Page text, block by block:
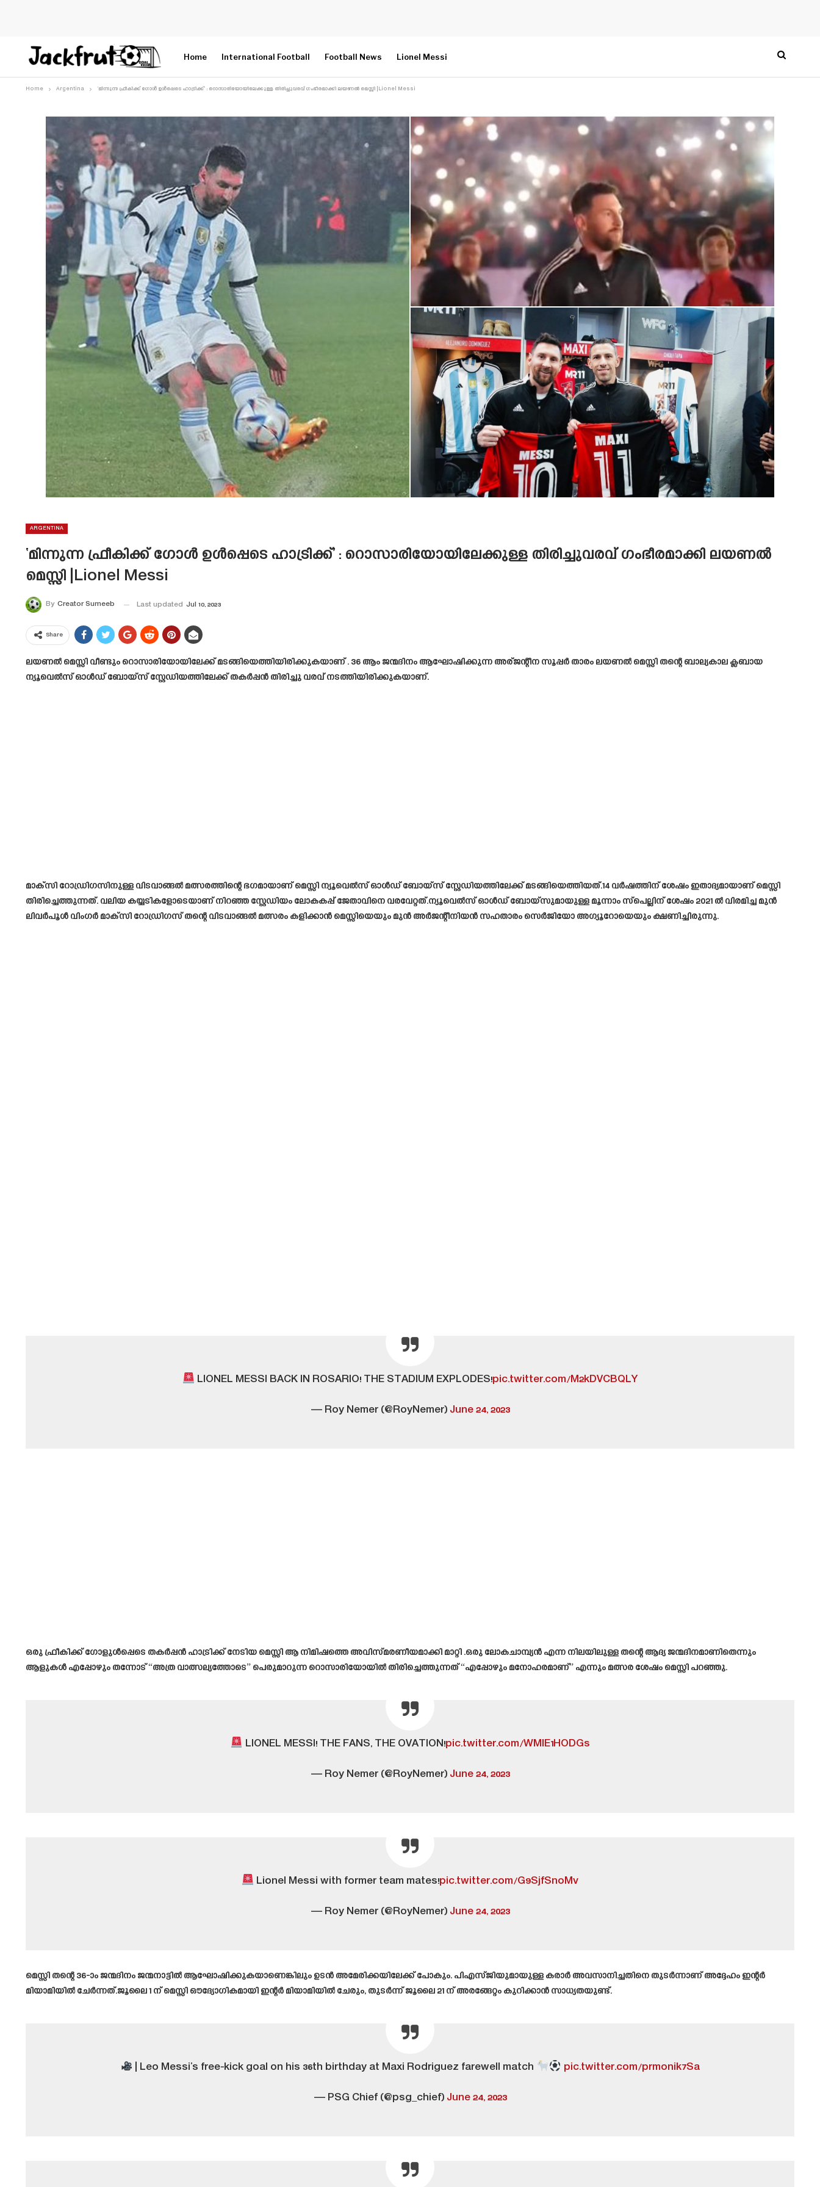
Home International Football Football News Lionel Messi
Home Argentina ‘മിന്നുന്ന ഫ്രീകിക്ക് ഗോൾ ഉൾപ്പെടെ ഹാട്രിക്ക്’ : റൊസാരിയോയിലേക്കുള്ള തിരിച്ചുവരവ് ഗംഭീരമാക്കി ലയണൽ മെസ്സി |Lionel Messi
ARGENTINA
‘മിന്നുന്ന ഫ്രീകിക്ക് ഗോൾ ഉൾപ്പെടെ ഹാട്രിക്ക്’ : റൊസാരിയോയിലേക്കുള്ള തിരിച്ചുവരവ് ഗംഭീരമാക്കി ലയണൽ
മെസ്സി |Lionel Messi
By Creator Sumeeb Last updated Jul 10, 2023
Share
ലയണൽ മെസ്സി വീണ്ടും റൊസാരിയോയിലേക്ക് മടങ്ങിയെത്തിയിരിക്കുകയാണ് . 36 ആം ജന്മദിനം ആഘോഷിക്കുന്ന അര്ജന്റീന സൂപ്പർ താരം ലയണൽ മെസ്സി തന്റെ ബാല്യകാല ക്ലബായ
ന്യൂവെൽസ് ഓൾഡ് ബോയ്സ് സ്റ്റേഡിയത്തിലേക്ക് തകർപ്പൻ തിരിച്ചു വരവ് നടത്തിയിരിക്കുകയാണ്.
മാക്സി റോഡ്രിഗസിനുള്ള വിടവാങ്ങൽ മത്സരത്തിന്റെ ഭഗമായാണ് മെസ്സി ന്യൂവെൽസ് ഓൾഡ് ബോയ്സ് സ്റ്റേഡിയത്തിലേക്ക് മടങ്ങിയെത്തിയത്.14 വർഷത്തിന് ശേഷം ഇതാദ്യമായാണ് മെസ്സി
തിരിച്ചെത്തുന്നത്. വലിയ കയ്യടികളോടെയാണ് നിറഞ്ഞ സ്റ്റേഡിയം ലോകകപ്പ് ജേതാവിനെ വരവേറ്റത്.ന്യൂവെൽസ് ഓൾഡ് ബോയ്‌സുമായുള്ള മൂന്നാം സ്പെല്ലിന് ശേഷം 2021 ൽ വിരമിച്ച മുൻ
ലിവർപൂൾ വിംഗർ മാക്‌സി റോഡ്രിഗസ് തന്റെ വിടവാങ്ങൽ മത്സരം കളിക്കാൻ മെസ്സിയെയും മുൻ അർജന്റീനിയൻ സഹതാരം സെർജിയോ അഗ്യൂറോയെയും ക്ഷണിച്ചിരുന്നു.
LIONEL MESSI BACK IN ROSARIO! THE STADIUM EXPLODES!pic.twitter.com/M2kDVCBQLY
— Roy Nemer (@RoyNemer) June 24, 2023
ഒരു ഫ്രീകിക്ക് ഗോളുൾപ്പെടെ തകർപ്പൻ ഹാട്രിക്ക് നേടിയ മെസ്സി ആ നിമിഷത്തെ അവിസ്മരണീയമാക്കി മാറ്റി .ഒരു ലോകചാമ്പ്യൻ എന്ന നിലയിലുള്ള തന്റെ ആദ്യ ജന്മദിനമാണിതെന്നും
ആളുകൾ എപ്പോഴും തന്നോട് “അത്ര വാത്സല്യത്തോടെ” പെരുമാറുന്ന റൊസാരിയോയിൽ തിരിച്ചെത്തുന്നത് “എപ്പോഴും മനോഹരമാണ്” എന്നും മത്സര ശേഷം മെസ്സി പറഞ്ഞു.
LIONEL MESSI! THE FANS, THE OVATION!pic.twitter.com/WMIE1HODGs
— Roy Nemer (@RoyNemer) June 24, 2023
Lionel Messi with former team mates!pic.twitter.com/G9SjfSnoMv
— Roy Nemer (@RoyNemer) June 24, 2023
മെസ്സി തന്റെ 36-ാം ജന്മദിനം ജന്മനാട്ടിൽ ആഘോഷിക്കുകയാണെങ്കിലും ഉടൻ അമേരിക്കയിലേക്ക് പോകും. പിഎസ്ജിയുമായുള്ള കരാർ അവസാനിച്ചതിനെ തുടർന്നാണ് അദ്ദേഹം ഇന്റർ
മിയാമിയിൽ ചേർന്നത്.ജൂലൈ 1 ന് മെസ്സി ഔദ്യോഗികമായി ഇന്റർ മിയാമിയിൽ ചേരും, തുടർന്ന് ജൂലൈ 21 ന് അരങ്ങേറ്റം കുറിക്കാൻ സാധ്യതയുണ്ട്.
| Leo Messi’s free-kick goal on his 36th birthday at Maxi Rodriguez farewell match pic.twitter.com/prmonik7Sa
— PSG Chief (@psg_chief) June 24, 2023